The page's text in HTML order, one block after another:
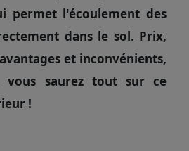
permet l'écoulement des
dans le sol. Prix,
et inconvénients,
vous saurez tout sur ce
!